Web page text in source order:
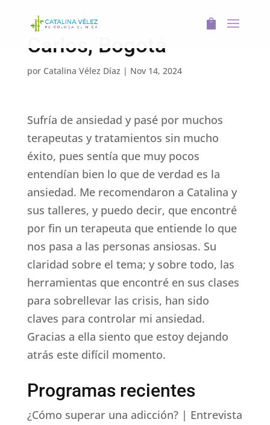
Carlos, Bogotá
por Catalina Vélez Díaz | Nov 14, 2024
Sufría de ansiedad y pasé por muchos
terapeutas y tratamientos sin mucho
éxito, pues sentía que muy pocos
entendían bien lo que de verdad es la
ansiedad. Me recomendaron a Catalina y
sus talleres, y puedo decir, que encontré
por fin un terapeuta que entiende lo que
nos pasa a las personas ansiosas. Su
claridad sobre el tema; y sobre todo, las
herramientas que encontré en sus clases
para sobrellevar las crisis, han sido
claves para controlar mi ansiedad.
Gracias a ella siento que estoy dejando
atrás este difícil momento.
Programas recientes
¿Cómo superar una adicción? | Entrevista